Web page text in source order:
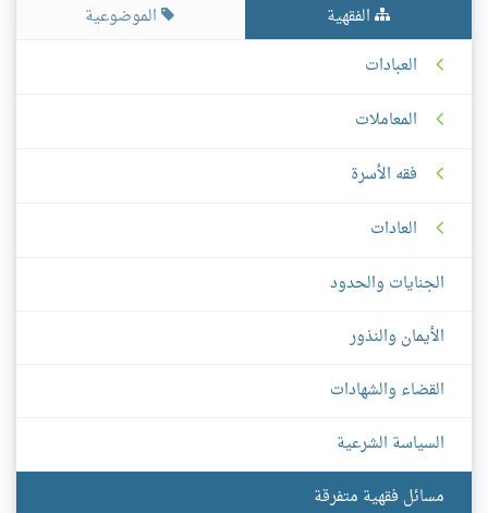
الفقهية
الموضوعية
العبادات
المعاملات
فقه الأسرة
العادات
الجنايات والحدود
الأيمان والنذور
القضاء والشهادات
السياسة الشرعية
مسائل فقهية متفرقة